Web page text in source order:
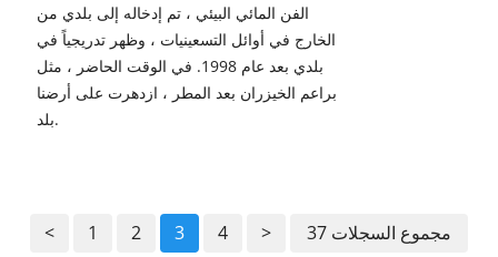
الفن المائي البيئي ، تم إدخاله إلى بلدي من
الخارج في أوائل التسعينيات ، وظهر تدريجياً في
بلدي بعد عام 1998. في الوقت الحاضر ، مثل
براعم الخيزران بعد المطر ، ازدهرت على أرضنا
بلد.
< 1 2 3 4 > 37 مجموع السجلات